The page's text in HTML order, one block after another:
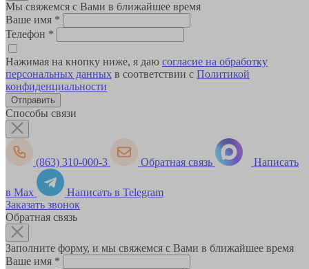
Мы свяжемся с Вами в ближайшее время
Ваше имя *
Телефон *
Нажимая на кнопку ниже, я даю согласие на обработку
персональных данных в соответствии с Политикой
конфиденциальности
Способы связи
(863) 310-000-3 Обратная связь Написать
в Max
Написать в Telegram
Заказать звонок
Обратная связь
Заполните форму, и мы свяжемся с Вами в ближайшее время
Ваше имя *